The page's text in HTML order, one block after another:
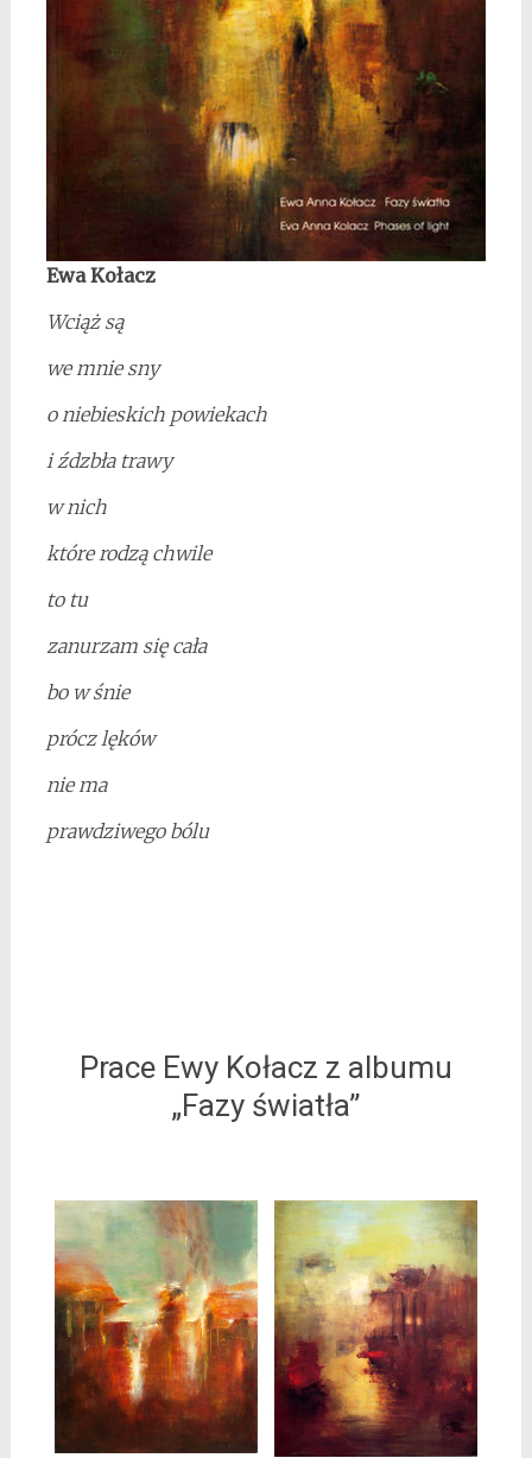
Ewa Kołacz
Wciąż są
we mnie sny
o niebieskich powiekach
i źdzbła trawy
w nich
które rodzą chwile
to tu
zanurzam się cała
bo w śnie
prócz lęków
nie ma
prawdziwego bólu
Prace Ewy Kołacz z albumu
„Fazy światła”